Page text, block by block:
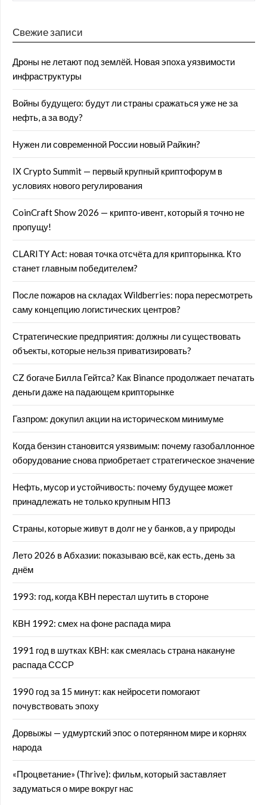
Свежие записи
Дроны не летают под землёй. Новая эпоха уязвимости
инфраструктуры
Войны будущего: будут ли страны сражаться уже не за
нефть, а за воду?
Нужен ли современной России новый Райкин?
IX Crypto Summit — первый крупный криптофорум в
условиях нового регулирования
CoinCraft Show 2026 — крипто-ивент, который я точно не
пропущу!
CLARITY Act: новая точка отсчёта для крипторынка. Кто
станет главным победителем?
После пожаров на складах Wildberries: пора пересмотреть
саму концепцию логистических центров?
Стратегические предприятия: должны ли существовать
объекты, которые нельзя приватизировать?
CZ богаче Билла Гейтса? Как Binance продолжает печатать
деньги даже на падающем крипторынке
Газпром: докупил акции на историческом минимуме
Когда бензин становится уязвимым: почему газобаллонное
оборудование снова приобретает стратегическое значение
Нефть, мусор и устойчивость: почему будущее может
принадлежать не только крупным НПЗ
Страны, которые живут в долг не у банков, а у природы
Лето 2026 в Абхазии: показываю всё, как есть, день за
днём
1993: год, когда КВН перестал шутить в стороне
КВН 1992: смех на фоне распада мира
1991 год в шутках КВН: как смеялась страна накануне
распада СССР
1990 год за 15 минут: как нейросети помогают
почувствовать эпоху
Дорвыжы — удмуртский эпос о потерянном мире и корнях
народа
«Процветание» (Thrive): фильм, который заставляет
задуматься о мире вокруг нас